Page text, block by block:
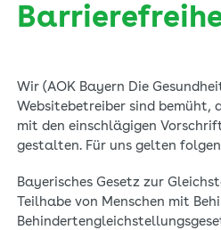
Archiv „Digitalisierung im
Archiv AOK-Forum
Generation Zukunft
Wir (AOK Bayern Die
Websitebetreiber sind bemüht,
mit den einschlägigen
gestalten. Für uns gelten
Bayerisches Gesetz zur
Teilhabe von Menschen mit